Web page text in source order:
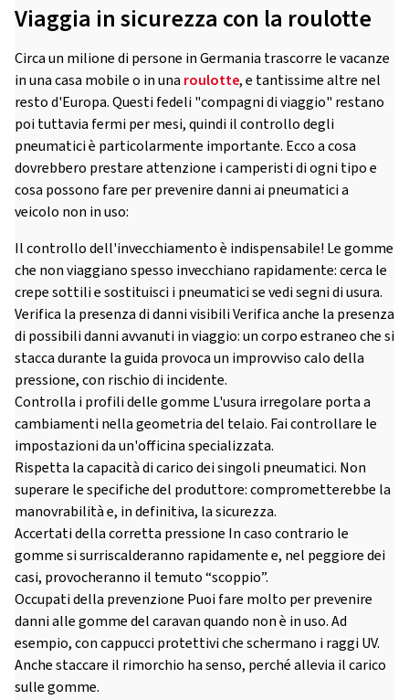
Viaggia in sicurezza con la roulotte
Circa un milione di persone in Germania trascorre le vacanze
in una casa mobile o in una roulotte, e tantissime altre nel
resto d'Europa. Questi fedeli "compagni di viaggio" restano
poi tuttavia fermi per mesi, quindi il controllo degli
pneumatici è particolarmente importante. Ecco a cosa
dovrebbero prestare attenzione i camperisti di ogni tipo e
cosa possono fare per prevenire danni ai pneumatici a
veicolo non in uso:
Il controllo dell'invecchiamento è indispensabile! Le gomme
che non viaggiano spesso invecchiano rapidamente: cerca le
crepe sottili e sostituisci i pneumatici se vedi segni di usura.
Verifica la presenza di danni visibili Verifica anche la presenza
di possibili danni avvanuti in viaggio: un corpo estraneo che si
stacca durante la guida provoca un improvviso calo della
pressione, con rischio di incidente.
Controlla i profili delle gomme L'usura irregolare porta a
cambiamenti nella geometria del telaio. Fai controllare le
impostazioni da un'officina specializzata.
Rispetta la capacità di carico dei singoli pneumatici. Non
superare le specifiche del produttore: comprometterebbe la
manovrabilità e, in definitiva, la sicurezza.
Accertati della corretta pressione In caso contrario le
gomme si surriscalderanno rapidamente e, nel peggiore dei
casi, provocheranno il temuto “scoppio”.
Occupati della prevenzione Puoi fare molto per prevenire
danni alle gomme del caravan quando non è in uso. Ad
esempio, con cappucci protettivi che schermano i raggi UV.
Anche staccare il rimorchio ha senso, perché allevia il carico
sulle gomme.